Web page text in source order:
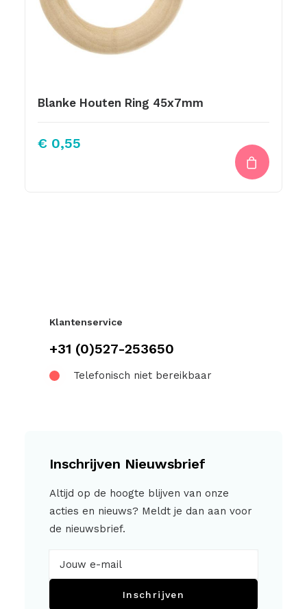
Blanke Houten Ring 45x7mm
€ 0,55
Klantenservice
+31 (0)527-253650
Telefonisch niet bereikbaar
Inschrijven Nieuwsbrief
Altijd op de hoogte blijven van onze
acties en nieuws? Meldt je dan aan voor
de nieuwsbrief.
Inschrijven